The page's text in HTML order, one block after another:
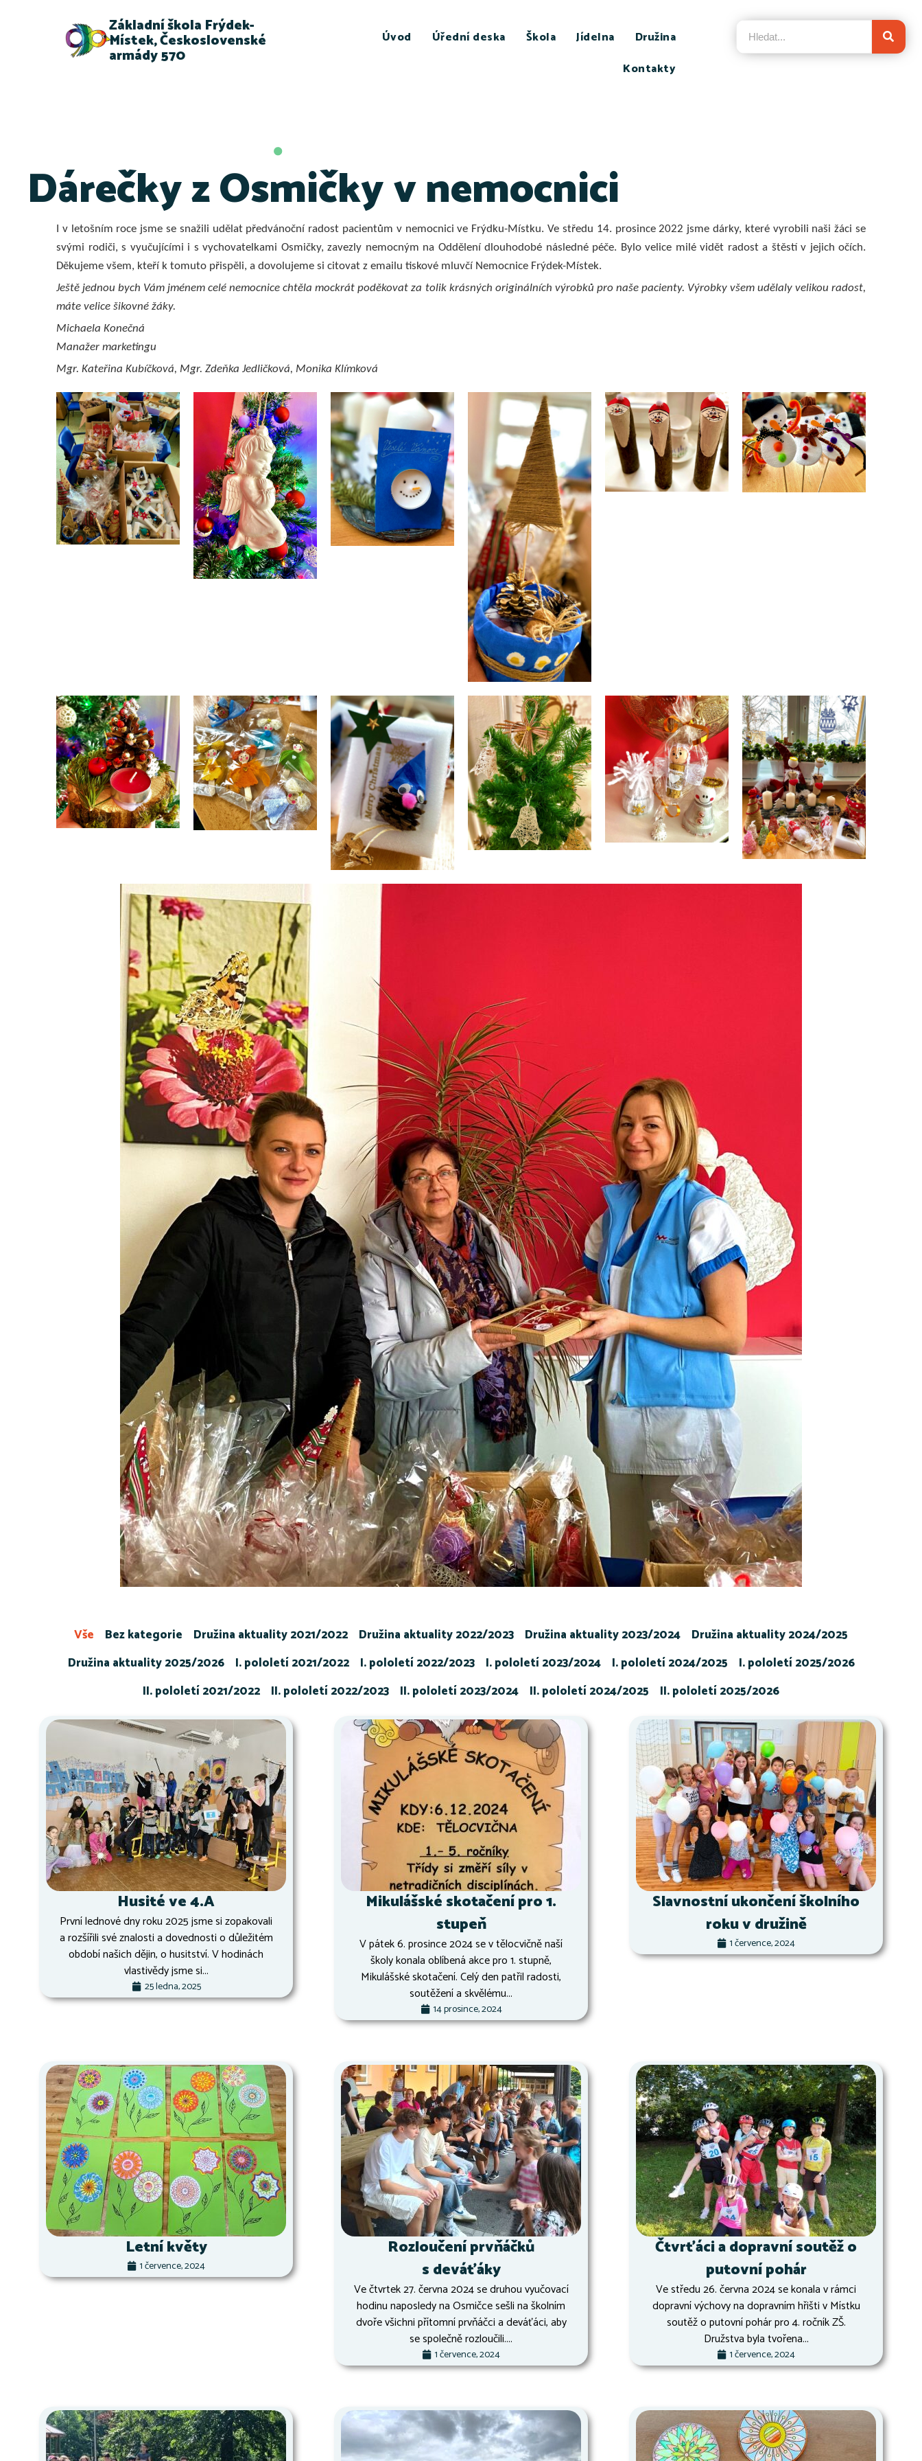
Základní škola Frýdek-
Místek, Československé
armády 570
Úvod Úřední deska Škola Jídelna
Družina
Kontakty
Dárečky z Osmičky v nemocnici
I v letošním roce jsme se snažili udělat předvánoční radost pacientům v nemocnici ve Frýdku-Místku. Ve středu 14. prosince 2022 jsme dárky, které vyrobili naši žáci se
svými rodiči, s vyučujícími i s vychovatelkami Osmičky, zavezly nemocným na Oddělení dlouhodobé následné péče. Bylo velice milé vidět radost a štěstí v jejich očích.
Děkujeme všem, kteří k tomuto přispěli, a dovolujeme si citovat z emailu tiskové mluvčí Nemocnice Frýdek-Místek.
Ještě jednou bych Vám jménem celé nemocnice chtěla mockrát poděkovat za tolik krásných originálních výrobků pro naše pacienty. Výrobky všem udělaly velikou radost,
máte velice šikovné žáky.
Michaela Konečná
Manažer marketingu
Mgr. Kateřina Kubíčková, Mgr. Zdeňka Jedličková, Monika Klímková
Bez kategorie Družina aktuality 2021/2022 Družina aktuality 2022/2023 Družina aktuality 2023/2024
Družina aktuality 2024/2025
Družina aktuality 2025/2026
I. pololetí 2021/2022 I. pololetí 2022/2023 I. pololetí 2023/2024 I. pololetí 2024/2025
I. pololetí 2025/2026
II. pololetí 2021/2022
II. pololetí 2022/2023 II. pololetí 2023/2024 II. pololetí 2024/2025 II. pololetí 2025/2026
Vše
Husité ve 4.A
První lednové dny roku 2025 jsme si zopakovali
a rozšířili své znalosti a dovednosti o důležitém
období našich dějin, o husitství. V hodinách
vlastivědy jsme si...
25 ledna, 2025
Mikulášské skotačení pro 1.
stupeň
V pátek 6. prosince 2024 se v tělocvičně naší
školy konala oblíbená akce pro 1. stupně,
Mikulášské skotačení. Celý den patřil radosti,
soutěžení a skvělému...
14 prosince, 2024
Slavnostní ukončení školního
roku v družině
1 července, 2024
Letní květy
1 července, 2024
Rozloučení prvňáčků
s deváťáky
Ve čtvrtek 27. června 2024 se druhou vyučovací
hodinu naposledy na Osmičce sešli na školním
dvoře všichni přítomní prvňáčci a deváťáci, aby
se společně rozloučili....
1 července, 2024
Čtvrťáci a dopravní soutěž o
putovní pohár
Ve středu 26. června 2024 se konala v rámci
dopravní výchovy na dopravním hřišti v Místku
soutěž o putovní pohár pro 4. ročník ZŠ.
Družstva byla tvořena...
1 července, 2024